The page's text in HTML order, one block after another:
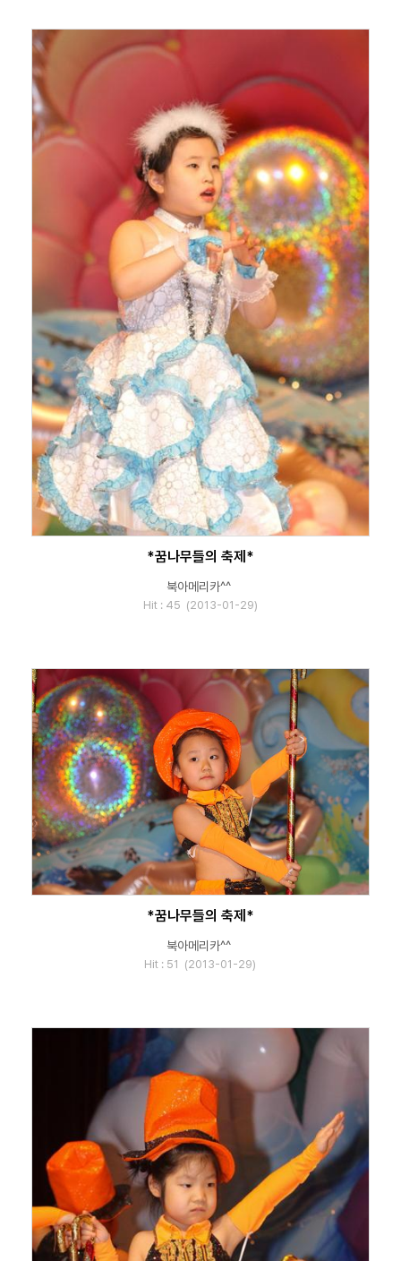
*꿈나무들의 축제*
북아메리카^^
Hit : 45 (2013-01-29)
*꿈나무들의 축제*
북아메리카^^
Hit : 51 (2013-01-29)